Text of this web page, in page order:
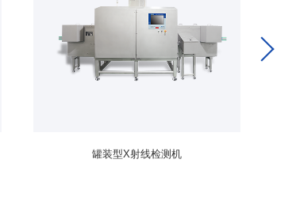
罐装型X射线检测机